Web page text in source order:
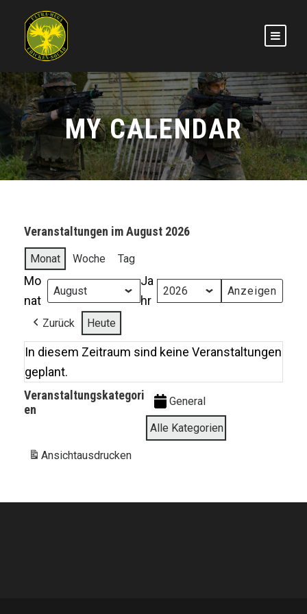
MY CALENDAR
Veranstaltungen im August 2026
Monat Woche Tag
Mo
nat
Ja
hr
Zurück Heute
In diesem Zeitraum sind keine Veranstaltungen
geplant.
Veranstaltungskategori
en
General
Alle Kategorien
Ansichtausdrucken